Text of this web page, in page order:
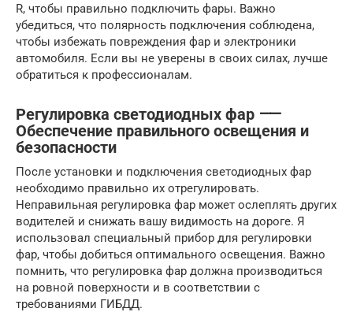
R, чтобы правильно подключить фары. Важно
убедиться, что полярность подключения соблюдена,
чтобы избежать повреждения фар и электроники
автомобиля. Если вы не уверены в своих силах, лучше
обратиться к профессионалам.
Регулировка светодиодных фар ⸺
Обеспечение правильного освещения и
безопасности
После установки и подключения светодиодных фар
необходимо правильно их отрегулировать.
Неправильная регулировка фар может ослеплять других
водителей и снижать вашу видимость на дороге. Я
использовал специальный прибор для регулировки
фар, чтобы добиться оптимального освещения. Важно
помнить, что регулировка фар должна производиться
на ровной поверхности и в соответствии с
требованиями ГИБДД.